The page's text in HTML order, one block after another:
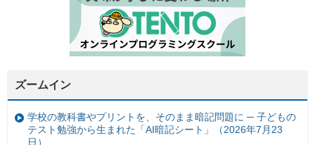
ズームイン
学校の教科書やプリントを、そのまま暗記問題に ─ 子どもの
テスト勉強から生まれた「AI暗記シート」（2026年7月23
日）